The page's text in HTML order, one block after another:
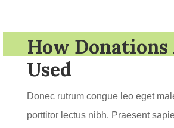
How Donations
Used
Donec rutrum congue leo eget
porttitor lectus nibh. Praesent